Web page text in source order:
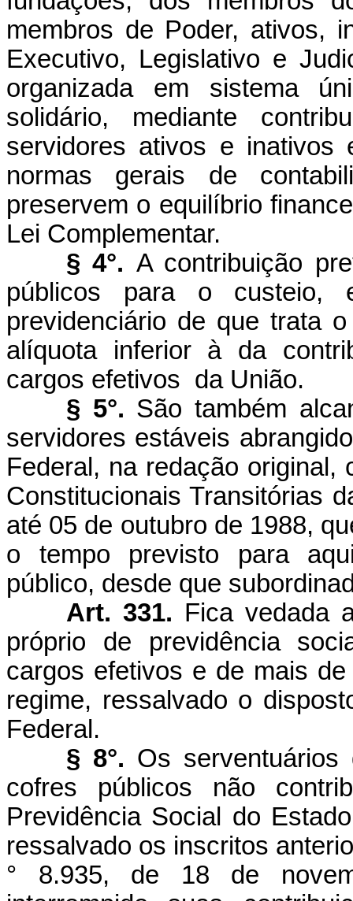
membros de Poder, ativos,
Executivo, Legislativo e
organizada em sistema
solidário, mediante
servidores ativos e inativos
normas gerais de
preservem o equilíbrio
Lei Complementar.
§ 4°. A contribuição
públicos para o custeio,
previdenciário de que trata
alíquota inferior à da
cargos efetivos da União.
§ 5°. São também
servidores estáveis
Federal, na redação
Constitucionais Transitórias
até 05 de outubro de 1988,
o tempo previsto para
público, desde que
Art. 331. Fica vedada
próprio de previdência
cargos efetivos e de mais
regime, ressalvado o
Federal.
§ 8°. Os
cofres públicos não
Previdência Social do
ressalvado os inscritos
° 8.935, de 18 de